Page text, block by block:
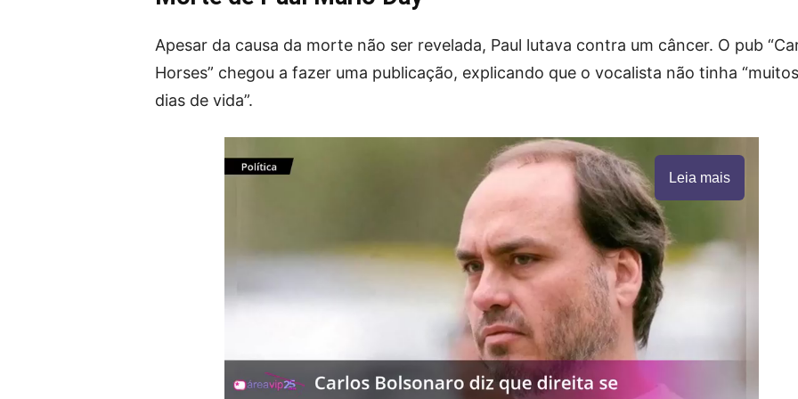
Apesar da causa da morte não ser revelada, Paul lutava contra um câncer. O pub
Horses” chegou a fazer uma publicação, explicando que o vocalista não tinha “muitos
dias de vida”.
Leia mais